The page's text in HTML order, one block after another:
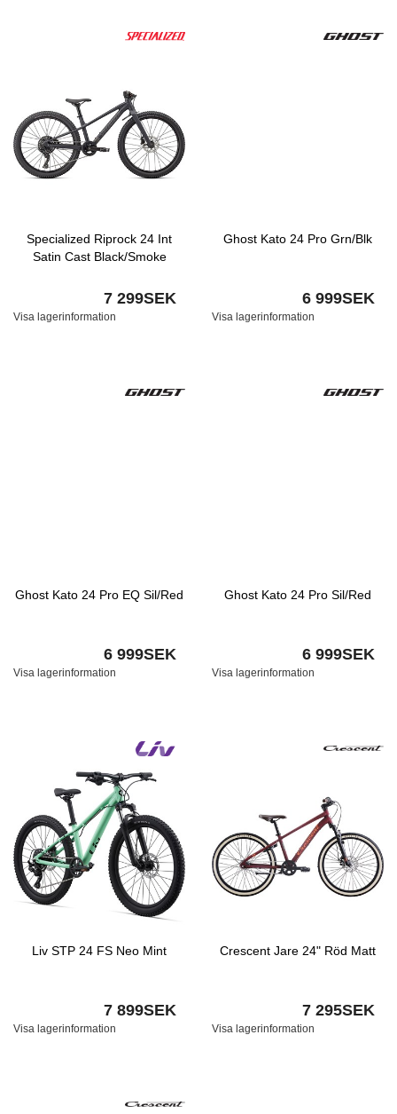
Specialized Riprock 24 Int
Satin Cast Black/Smoke
7 299SEK
Visa lagerinformation
Ghost Kato 24 Pro Grn/Blk
6 999SEK
Visa lagerinformation
Ghost Kato 24 Pro EQ Sil/Red
6 999SEK
Visa lagerinformation
Ghost Kato 24 Pro Sil/Red
6 999SEK
Visa lagerinformation
Liv STP 24 FS Neo Mint
7 899SEK
Visa lagerinformation
Crescent Jare 24" Röd Matt
7 295SEK
Visa lagerinformation